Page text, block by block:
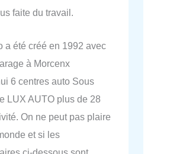
faite du travail.
a été créé en 1992 avec
à Morcenx
6 centres auto Sous
LUX AUTO plus de 28
On ne peut pas plaire
et si les